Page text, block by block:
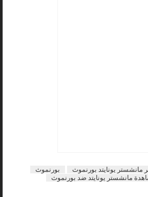
مانشستر يونايتد بورنموث
بورنموث
مانشستر يونايتد ضد بورنموث